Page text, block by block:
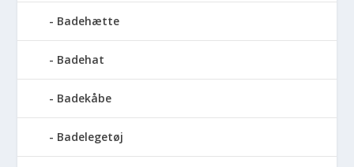
Badehætte
Badehat
Badekåbe
Badelegetøj